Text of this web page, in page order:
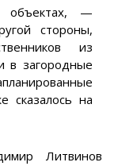
объектах, —
стороны,
из
в загородные
сказалось на
Литвинов